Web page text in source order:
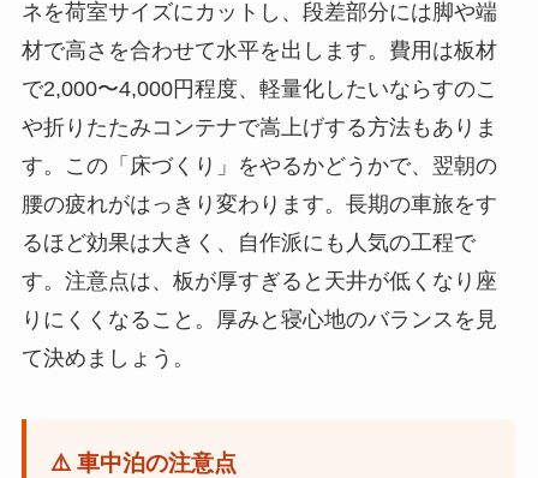
ネを荷室サイズにカットし、段差部分には脚や端
材で高さを合わせて水平を出します。費用は板材
で2,000〜4,000円程度、軽量化したいならすのこ
や折りたたみコンテナで嵩上げする方法もありま
す。この「床づくり」をやるかどうかで、翌朝の
腰の疲れがはっきり変わります。長期の車旅をす
るほど効果は大きく、自作派にも人気の工程で
す。注意点は、板が厚すぎると天井が低くなり座
りにくくなること。厚みと寝心地のバランスを見
て決めましょう。
⚠️ 車中泊の注意点